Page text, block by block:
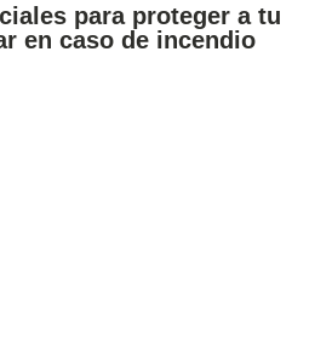
para proteger a tu
en caso de incendio